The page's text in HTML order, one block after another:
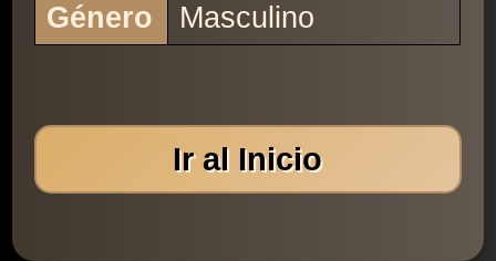
Género
Masculino
Ir al Inicio